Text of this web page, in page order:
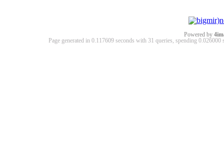
Powered by
Page generated in 0.117609 seconds with 31 queries, spending